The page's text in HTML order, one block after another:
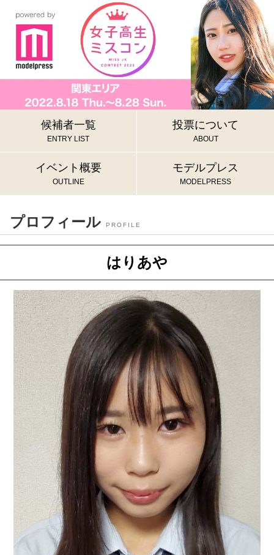
候補者一覧
ENTRY LIST
投票について
ABOUT
イベント概要
OUTLINE
モデルプレス
MODELPRESS
プロフィール PROFILE
はりあや